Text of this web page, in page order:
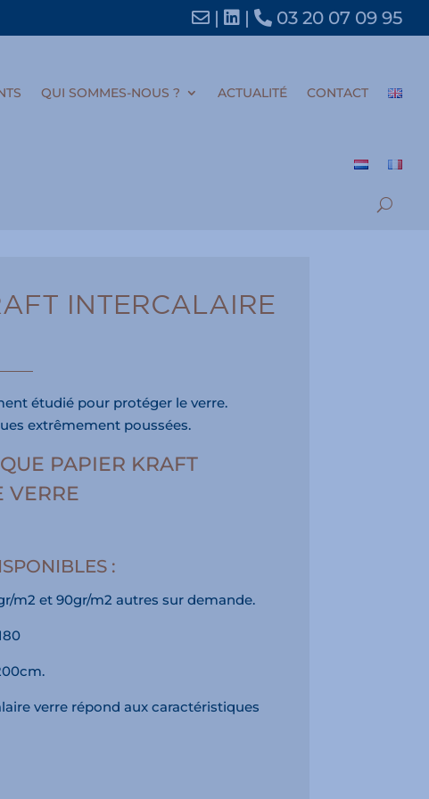
| | 03 20 07 09 95
QUI SOMMES-NOUS ? ACTUALITÉ CONTACT
INTERCALAIRE
étudié pour protéger le verre.
extrêmement poussées.
PAPIER KRAFT
VERRE
:
m2 et 90gr/m2 autres sur demande.
verre répond aux caractéristiques